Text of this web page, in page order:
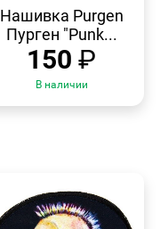
ПРОСМОТР
Нашивка Purgen
Пурген "Punk...
150 ₽
В наличии